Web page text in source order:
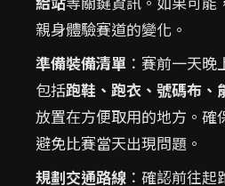
親身體驗賽道的變化。
準備裝備清單 ：賽前一天晚
包括跑鞋、跑衣、號碼布、
放置在方便取用的地方。確
避免比賽當天出現問題。
規劃交通路線 ：確認前往起